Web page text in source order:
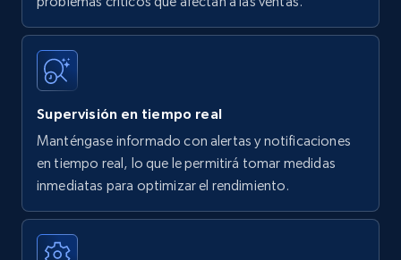
Title, Seller name, Brand, Description, Initial
price, Currency, Availability, Reviews count, and
35.2K+
Amazon Reviews
URL, Product name, Product rating, Product
Author name, Asin, and more.
Supervisión en tiempo real
Manténgase informado con alertas y notificaciones
en tiempo real, lo que le permitirá tomar medidas
inmediatas para optimizar el rendimiento.